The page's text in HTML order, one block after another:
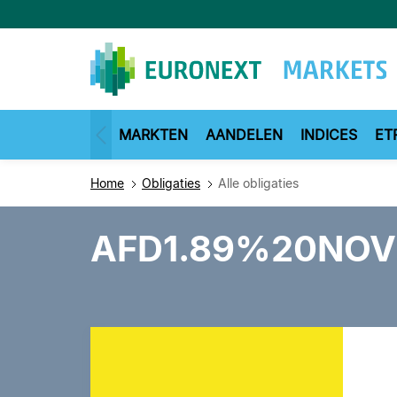
en
MARKTEN AANDELEN INDICES
Home Obligaties Alle obligaties